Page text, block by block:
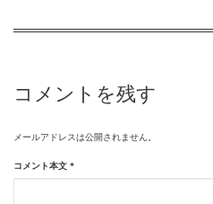
コメントを残す
メールアドレスは公開されません。
コメント本文 *